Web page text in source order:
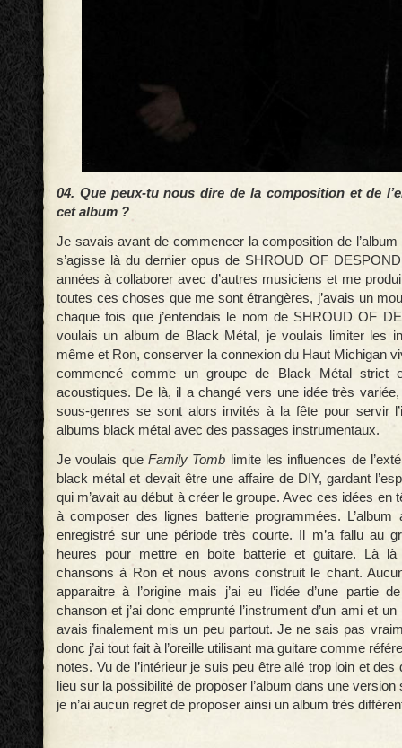
04. Que peux-tu nous dire de la composition et de
cet album ?
Je savais avant de commencer la composition de l’album
s’agisse là du dernier opus de SHROUD OF
années à collaborer avec d’autres musiciens et me
toutes ces choses que me sont étrangères, j’avais un
chaque fois que j’entendais le nom de SHROUD OF
voulais un album de Black Métal, je voulais limiter les
même et Ron, conserver la connexion du Haut Michigan
commencé comme un groupe de Black Métal strict
acoustiques. De là, il a changé vers une idée très
sous-genres se sont alors invités à la fête pour servir
albums black métal avec des passages instrumentaux.
Je voulais que Family Tomb limite les influences de
black métal et devait être une affaire de DIY, gardant
qui m’avait au début à créer le groupe. Avec ces idées en
à composer des lignes batterie programmées.
enregistré sur une période très courte. Il m’a fallu au
heures pour mettre en boite batterie et guitare. Là là
chansons à Ron et nous avons construit le chant.
apparaitre à l’origine mais j’ai eu l’idée d’une partie
chanson et j’ai donc emprunté l’instrument d’un ami et
avais finalement mis un peu partout. Je ne sais pas
donc j’ai tout fait à l’oreille utilisant ma guitare comme
notes. Vu de l’intérieur je suis peu être allé trop loin et
lieu sur la possibilité de proposer l’album dans une
je n’ai aucun regret de proposer ainsi un album très